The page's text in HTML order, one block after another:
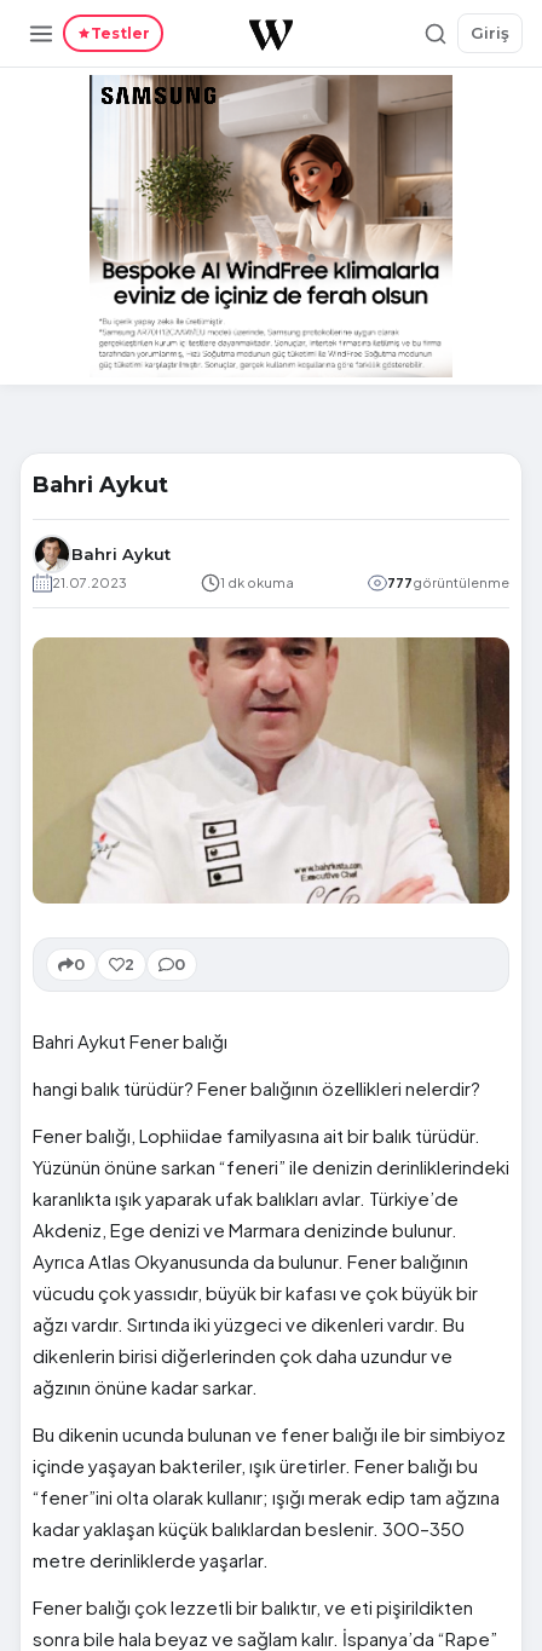
Testler Giriş
Bahri Aykut
Bahri Aykut
21.07.2023 1 dk okuma 777görüntülenme
0 2 0
Bahri Aykut Fener balığı
hangi balık türüdür? Fener balığının özellikleri nelerdir?
Fener balığı, Lophiidae familyasına ait bir balık türüdür.
Yüzünün önüne sarkan “feneri” ile denizin derinliklerindeki
karanlıkta ışık yaparak ufak balıkları avlar. Türkiye’de
Akdeniz, Ege denizi ve Marmara denizinde bulunur.
Ayrıca Atlas Okyanusunda da bulunur. Fener balığının
vücudu çok yassıdır, büyük bir kafası ve çok büyük bir
ağzı vardır. Sırtında iki yüzgeci ve dikenleri vardır. Bu
dikenlerin birisi diğerlerinden çok daha uzundur ve
ağzının önüne kadar sarkar.
Bu dikenin ucunda bulunan ve fener balığı ile bir simbiyoz
içinde yaşayan bakteriler, ışık üretirler. Fener balığı bu
“fener”ini olta olarak kullanır; ışığı merak edip tam ağzına
kadar yaklaşan küçük balıklardan beslenir. 300–350
metre derinliklerde yaşarlar.
Fener balığı çok lezzetli bir balıktır, ve eti pişirildikten
sonra bile hala beyaz ve sağlam kalır. İspanya’da “Rape”